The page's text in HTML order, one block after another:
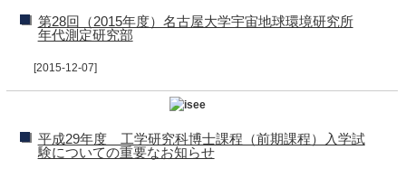
第28回（2015年度）名古屋大学宇宙地球環境研究所
年代測定研究部
[2015-12-07]
平成29年度 工学研究科博士課程（前期課程）入学試
験についての重要なお知らせ